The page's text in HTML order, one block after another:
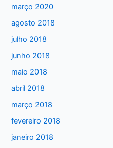
março 2020
agosto 2018
julho 2018
junho 2018
maio 2018
abril 2018
março 2018
fevereiro 2018
janeiro 2018